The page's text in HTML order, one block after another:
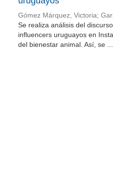
Gómez Márquez, Victoria;
Se realiza análisis del
influencers uruguayos en
del bienestar animal. Así, se ...